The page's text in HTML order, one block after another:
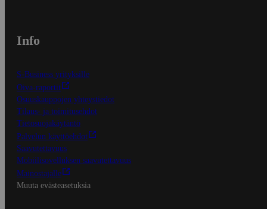
Info
S-Business yrityksille
Oiva-raportit
Osuuskauppojen yhteystiedot
Tilaus- ja toimitusehdot
Tietosuojakäytäntö
Palvelun käyttöehdot
Saavutettavuus
Mobiilisovelluksen saavutettavuus
Mainostajalle
Muuta evästeasetuksia